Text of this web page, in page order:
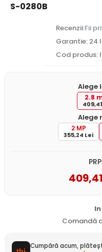
S-0280B
Recenzii:Fii
Garantie: 24
Cod produs:
Alege
2.8
Alege
2 MP
355,24 Lei
409,41
Comandă
Cumpără acum,